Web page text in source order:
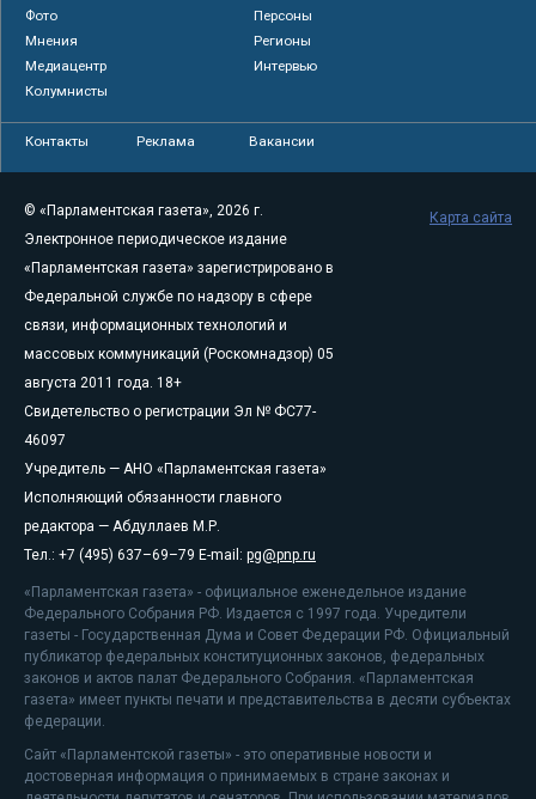
Фото
Персоны
Мнения
Регионы
Медиацентр
Интервью
Колумнисты
Контакты Реклама Вакансии
© «Парламентская газета», 2026 г.
Электронное периодическое издание
«Парламентская газета» зарегистрировано в
Федеральной службе по надзору в сфере
связи, информационных технологий и
массовых коммуникаций (Роскомнадзор) 05
августа 2011 года. 18+
Свидетельство о регистрации Эл № ФС77-
46097
Учредитель — АНО «Парламентская газета»
Исполняющий обязанности главного
редактора — Абдуллаев М.Р.
Тел.: +7 (495) 637–69–79 E-mail: pg@pnp.ru
«Парламентская газета» - официальное еженедельное издание
Федерального Собрания РФ. Издается с 1997 года. Учредители
газеты - Государственная Дума и Совет Федерации РФ. Официальный
публикатор федеральных конституционных законов, федеральных
законов и актов палат Федерального Собрания. «Парламентская
газета» имеет пункты печати и представительства в десяти субъектах
федерации.
Сайт «Парламентской газеты» - это оперативные новости и
достоверная информация о принимаемых в стране законах и
Карта сайта